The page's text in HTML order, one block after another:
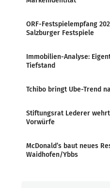
ORF-Festspielempfang
Salzburger Festspiele
Immobilien-Analyse:
Tiefstand
Tchibo bringt Ube-Trend
Stiftungsrat Lederer
Vorwürfe
McDonald’s baut neues
Waidhofen/Ybbs